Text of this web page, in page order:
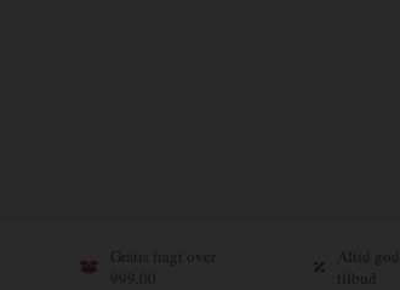
Gratis fragt over
999,00
Altid
tilbud